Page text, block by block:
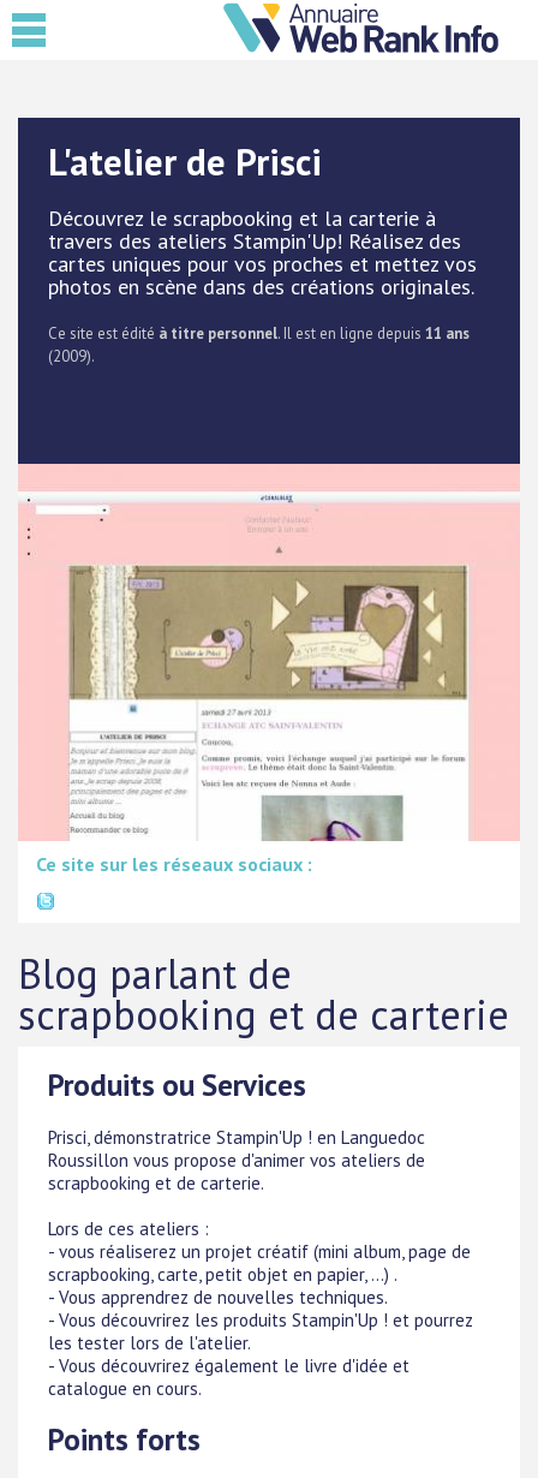
L'atelier de Prisci
Découvrez le scrapbooking et la carterie à
travers des ateliers Stampin'Up! Réalisez des
cartes uniques pour vos proches et mettez vos
photos en scène dans des créations originales.
Ce site est édité à titre personnel. Il est en ligne depuis 11 ans
(2009).
Ce site sur les réseaux sociaux :
Blog parlant de
scrapbooking et de carterie
Produits ou Services
Prisci, démonstratrice Stampin'Up ! en Languedoc
Roussillon vous propose d'animer vos ateliers de
scrapbooking et de carterie.
Lors de ces ateliers :
- vous réaliserez un projet créatif (mini album, page de
scrapbooking, carte, petit objet en papier, ...) .
- Vous apprendrez de nouvelles techniques.
- Vous découvrirez les produits Stampin'Up ! et pourrez
les tester lors de l'atelier.
- Vous découvrirez également le livre d'idée et
catalogue en cours.
Points forts